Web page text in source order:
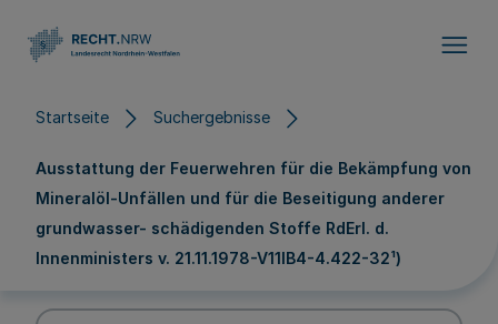
Startseite Suchergebnisse
Ausstattung der Feuerwehren für die Bekämpfung von
Mineralöl-Unfällen und für die Beseitigung anderer
grundwasser- schädigenden Stoffe RdErl. d.
Innenministers v. 21.11.1978-V11IB4-4.422-32¹)